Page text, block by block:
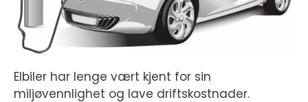
Elbiler har lenge vært kjent for sin
miljøvennlighet og lave driftskostnader.